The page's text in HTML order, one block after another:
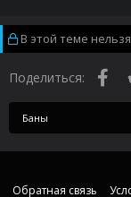
В этой теме
Поделиться:
Баны
Обратная связь